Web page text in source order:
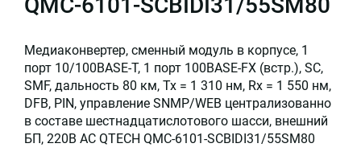
QMC-6101-SCBIDI31/55SM80
Медиаконвертер, сменный модуль в корпусе, 1
порт 10/100BASE-T, 1 порт 100BASE-FX (встр.), SC,
SMF, дальность 80 км, Tx = 1 310 нм, Rx = 1 550 нм,
DFB, PIN, управление SNMP/WEB централизованно
в составе шестнадцатислотового шасси, внешний
БП, 220В AC QTECH QMC-6101-SCBIDI31/55SM80